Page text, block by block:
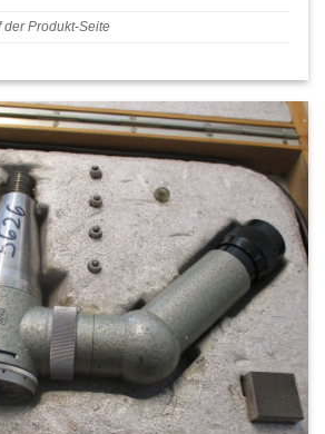
der Produkt-Seite